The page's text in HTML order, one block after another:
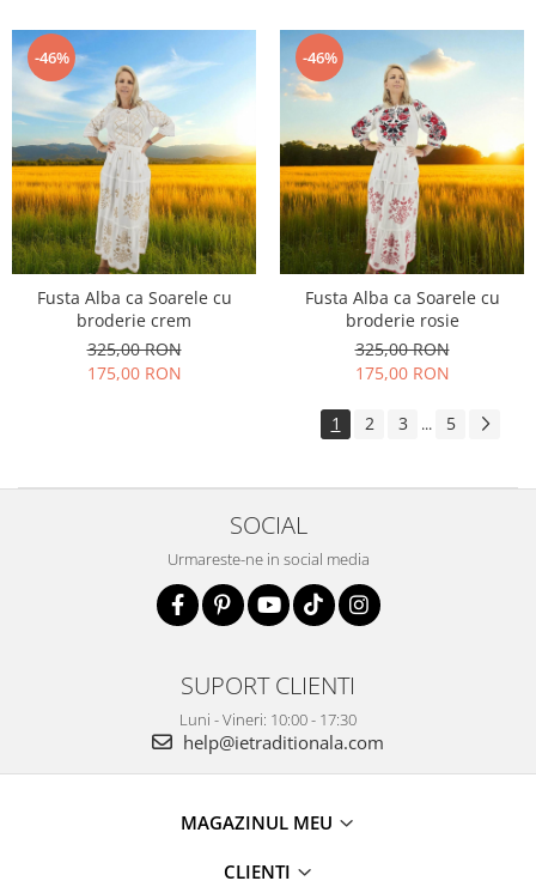
-46%
Fusta Alba ca Soarele cu
broderie crem
325,00 RON
175,00 RON
-46%
Fusta Alba ca Soarele cu
broderie rosie
325,00 RON
175,00 RON
1 2 3 ... 5
SOCIAL
Urmareste-ne in social media
SUPORT CLIENTI
Luni - Vineri: 10:00 - 17:30
help@ietraditionala.com
MAGAZINUL MEU
CLIENTI